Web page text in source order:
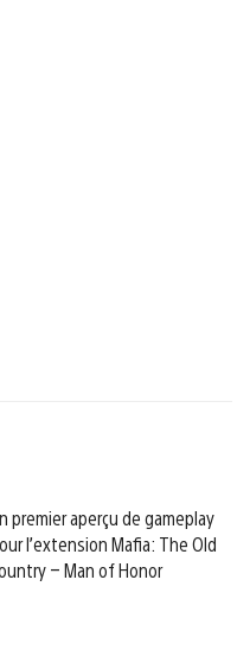
premier aperçu de gameplay
l’extension Mafia: The Old
– Man of Honor